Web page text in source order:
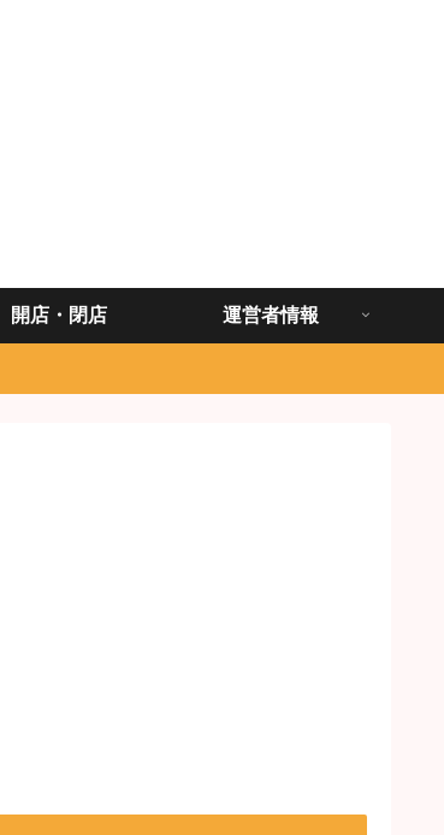
開店・閉店 運営者情報